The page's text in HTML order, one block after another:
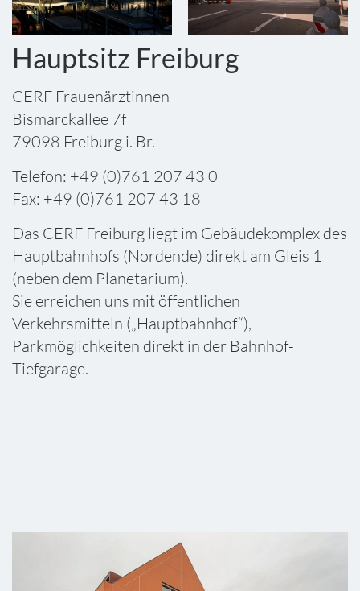
Hauptsitz Freiburg
CERF Frauenärztinnen
Bismarckallee 7f
79098 Freiburg i. Br.
Telefon: +49 (0)761 207 43 0
Fax: +49 (0)761 207 43 18
Das CERF Freiburg liegt im Gebäudekomplex des
Hauptbahnhofs (Nordende) direkt am Gleis 1
(neben dem Planetarium).
Sie erreichen uns mit öffentlichen
Verkehrsmitteln („Hauptbahnhof“),
Parkmöglichkeiten direkt in der Bahnhof-
Tiefgarage.